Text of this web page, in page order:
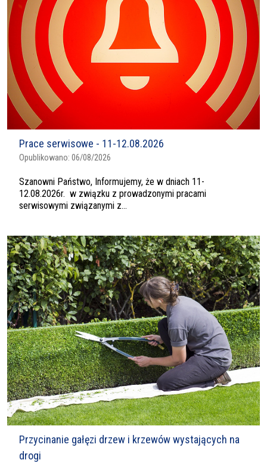
Prace serwisowe - 11-12.08.2026
Opublikowano: 06/08/2026
Szanowni Państwo, Informujemy, że w dniach 11-
12.08.2026r. w związku z prowadzonymi pracami
serwisowymi związanymi z...
Przycinanie gałęzi drzew i krzewów wystających na
drogi